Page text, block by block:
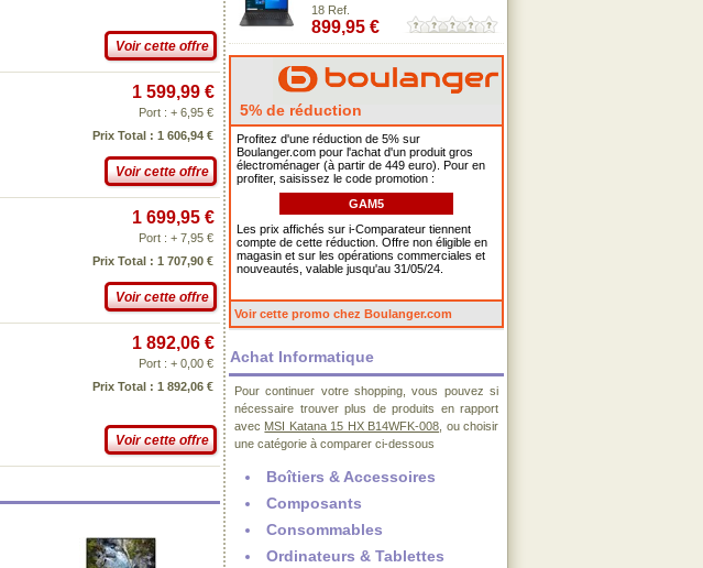
Voir cette offre
1 599,99 €
Port : + 6,95 €
Prix Total : 1 606,94 €
Voir cette offre
1 699,95 €
Port : + 7,95 €
Prix Total : 1 707,90 €
Voir cette offre
1 892,06 €
Port : + 0,00 €
Prix Total : 1 892,06 €
Voir cette offre
18 Ref.
899,95 €
5% de réduction
Profitez d'une réduction de 5% sur
Boulanger.com pour l'achat d'un produit gros
électroménager (à partir de 449 euro). Pour en
profiter, saisissez le code promotion :
GAM5
Les prix affichés sur i-Comparateur tiennent
compte de cette réduction. Offre non éligible en
magasin et sur les opérations commerciales et
nouveautés, valable jusqu'au 31/05/24.
Voir cette promo chez Boulanger.com
Achat Informatique
Pour continuer votre shopping, vous pouvez si
nécessaire trouver plus de produits en rapport
avec MSI Katana 15 HX B14WFK-008 , ou choisir
une catégorie à comparer ci-dessous
Boîtiers & Accessoires
Composants
Consommables
Ordinateurs & Tablettes